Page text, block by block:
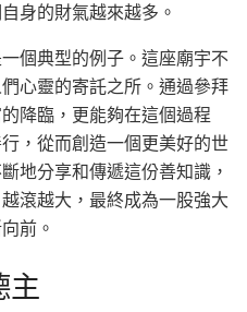
身的財氣越來越多。
個典型的例子。這座廟宇不
心靈的寄託之所。通過參拜
降臨，更能夠在這個過程
，從而創造一個更美好的世
地分享和傳遞這份善知識，
滾越大，最終成為一股強大
前。
主